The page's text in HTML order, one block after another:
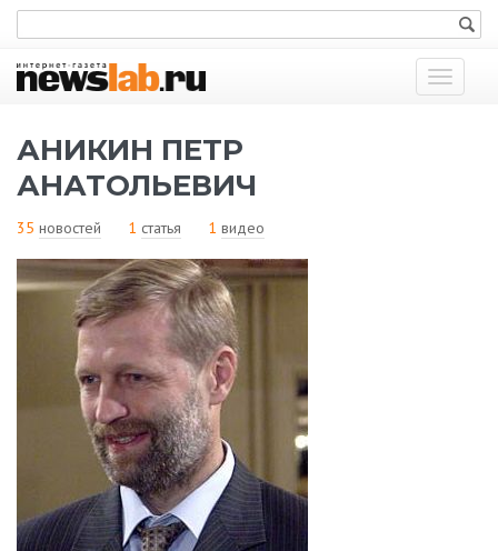
Показать
меню
АНИКИН ПЕТР
АНАТОЛЬЕВИЧ
35 новостей 1 статья 1 видео